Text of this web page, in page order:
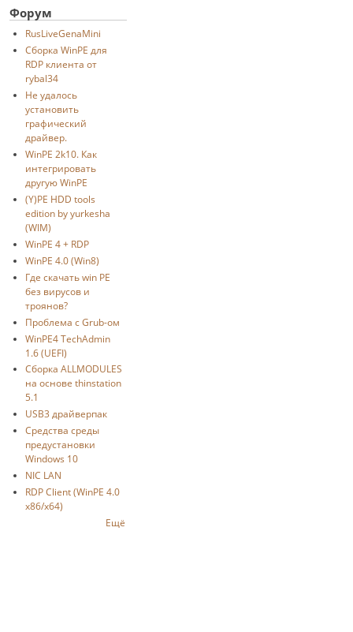
Форум
RusLiveGenaMini
Cборка WinPE для
RDP клиента от
rybal34
Не удалось
установить
графический
драйвер.
WinPE 2k10. Как
интегрировать
другую WinPE
(Y)PE HDD tools
edition by yurkesha
(WIM)
WinPE 4 + RDP
WinPE 4.0 (Win8)
Где скачать win PE
без вирусов и
троянов?
Проблема с Grub-ом
WinPE4 TechAdmin
1.6 (UEFI)
Сборка ALLMODULES
на основе thinstation
5.1
USB3 драйверпак
Средства среды
предустановки
Windows 10
NIC LAN
RDP Client (WinPE 4.0
x86/x64)
Ещё